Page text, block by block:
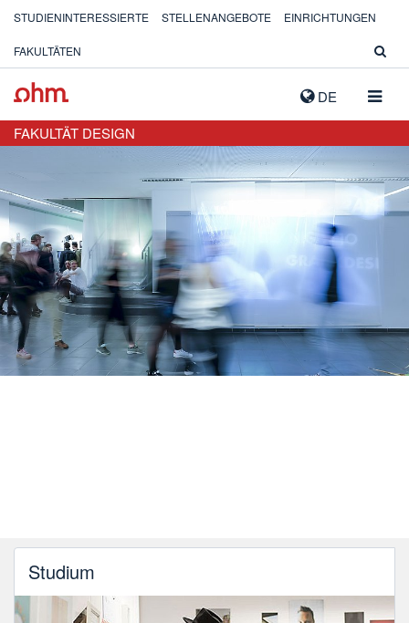
DE
STUDIENINTERESSIERTE STELLENANGEBOTE EINRICHTUNGEN
FAKULTÄTEN
FAKULTÄT DESIGN
Studium